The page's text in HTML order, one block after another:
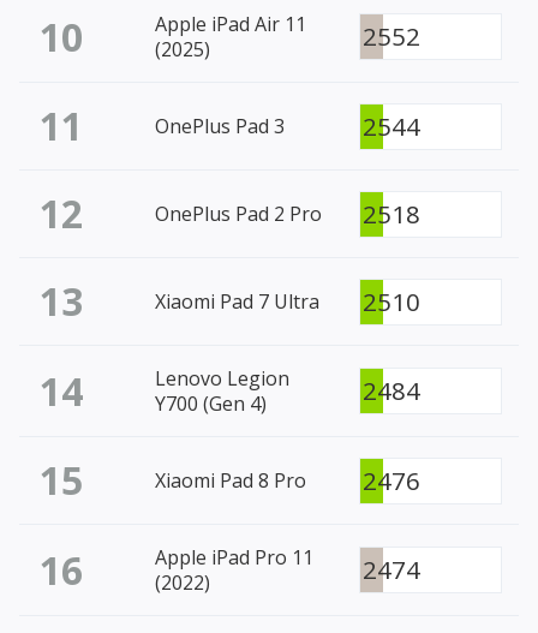
10
Apple iPad Air 11
(2025)
2552
11 OnePlus Pad 3 2544
12 OnePlus Pad 2 Pro 2518
13 Xiaomi Pad 7 Ultra 2510
14
Lenovo Legion
Y700 (Gen 4)
2484
15 Xiaomi Pad 8 Pro 2476
16
Apple iPad Pro 11
(2022)
2474